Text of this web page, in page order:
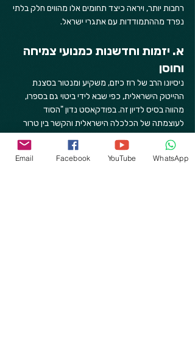
רחבות יותר, ויראה כיצד תחומים אלו מהווים חלק בלתי
נפרד מההתמודדות עם אתגרי ישראל.
א. יזמות וחדשנות כמנועי צמיחה
וחוסן
ניסיונו הרב של רוז כיזם, משקיע ומנטור בסצנת
ההייטק הישראלית, כפי שבא לידי ביטוי גם בספרו,
מהווה בסיס לדיון זה. בפודקאסט נדון "הסוד
לעוצמתה של הכלכלה הישראלית והקשר בין טרור
סטארט-אפ למבטיח מנקודת מבט של משקיע, כולל
חשיבות הצוות ופתרון בעיה אישית.
Email Facebook YouTube WhatsApp